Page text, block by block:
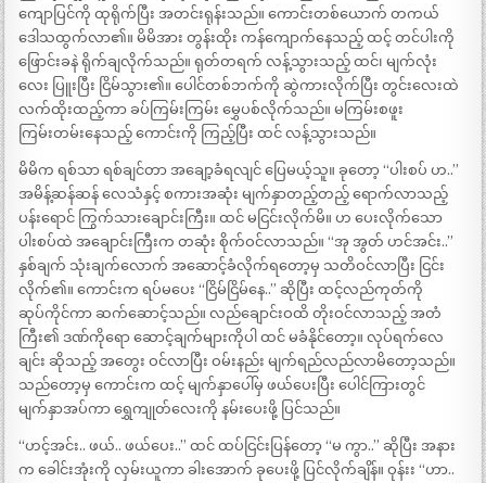
ကျောပြင်ကို ထုရိုက်ပြီး အတင်းရုန်းသည်။ ကောင်းတစ်ယောက် တကယ်
ဒေါသထွက်လာ၏။ မိမိအား တွန်းထိုး ကန်ကျောက်နေသည့် ထင့် တင်ပါးကို
ဖြောင်းခနဲ ရိုက်ချလိုက်သည်။ ရုတ်တရက် လန့်သွားသည့် ထင်၊ မျက်လုံး
လေး ပြူးပြီး ငြိမ်သွား၏။ ပေါင်တစ်ဘက်ကို ဆွဲကားလိုက်ပြီး တွင်းလေးထဲ
လက်ထိုးထည့်ကာ ခပ်ကြမ်းကြမ်း မွှေပစ်လိုက်သည်။ မကြမ်းစဖူး
ကြမ်းတမ်းနေသည့် ကောင်းကို ကြည့်ပြီး ထင် လန့်သွားသည်။
မိမိက ရစ်သာ ရစ်ချင်တာ အချော့ခံရလျင် ပြေမယ့်သူ။ ခုတော့ “ပါးစပ် ဟ..”
အမိန့်ဆန်ဆန် လေသံနှင့် စကားအဆုံး မျက်နှာတည့်တည့် ရောက်လာသည့်
ပန်းရောင် ကြွက်သားချောင်းကြီး။ ထင် မငြင်းလိုက်မိ။ ဟ ပေးလိုက်သော
ပါးစပ်ထဲ အချောင်းကြီးက တဆုံး စိုက်ဝင်လာသည်။ “အု အွတ် ဟင်အင်း..”
နှစ်ချက် သုံးချက်လောက် အဆောင့်ခံလိုက်ရတော့မှ သတိဝင်လာပြီး ငြင်း
လိုက်၏။ ကောင်းက ရပ်မပေး “ငြိမ်ငြိမ်နေ..” ဆိုပြီး ထင့်လည်ကုတ်ကို
ဆုပ်ကိုင်ကာ ဆက်ဆောင့်သည်။ လည်ချောင်းဝထိ တိုးဝင်လာသည့် အတံ
ကြီး၏ ဒဏ်ကိုရော ဆောင့်ချက်များကိုပါ ထင် မခံနိုင်တော့။ လုပ်ရက်လေ
ချင်း ဆိုသည့် အတွေး ဝင်လာပြီး ဝမ်းနည်း မျက်ရည်လည်လာမိတော့သည်။
သည်တော့မှ ကောင်းက ထင့် မျက်နှာပေါ်မှ ဖယ်ပေးပြီး ပေါင်ကြားတွင်
မျက်နှာအပ်ကာ ရွှေကျုတ်လေးကို နမ်းပေးဖို့ ပြင်သည်။
“ဟင့်အင်း.. ဖယ်.. ဖယ်ပေး..” ထင် ထပ်ငြင်းပြန်တော့ “မ ကွာ..” ဆိုပြီး အနား
က ခေါင်းအုံးကို လှမ်းယူကာ ခါးအောက် ခုပေးဖို့ ပြင်လိုက်ချိန်။ ဝုန်းး “ဟာ..